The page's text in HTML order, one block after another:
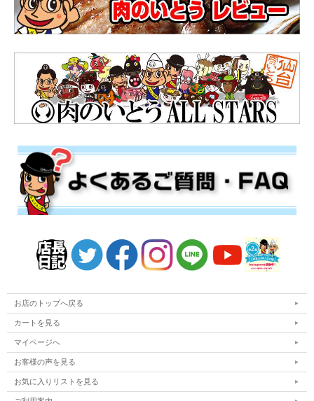
お店のトップへ戻る
カートを見る
マイページへ
お客様の声を見る
お気に入りリストを見る